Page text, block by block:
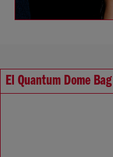
El Quantum Dome Bag